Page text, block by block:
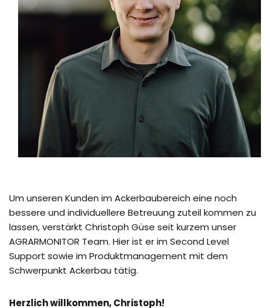
Um unseren Kunden im Ackerbaubereich eine noch
bessere und individuellere Betreuung zuteil kommen zu
lassen, verstärkt Christoph Güse seit kurzem unser
AGRARMONITOR Team. Hier ist er im Second Level
Support sowie im Produktmanagement mit dem
Schwerpunkt Ackerbau tätig.
Herzlich willkommen, Christoph!